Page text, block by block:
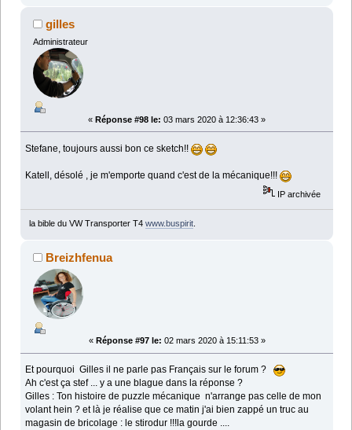
gilles
Administrateur
« Réponse #98 le: 03 mars 2020 à 12:36:43 »
Stefane, toujours aussi bon ce sketch!!
Katell, désolé , je m'emporte quand c'est de la mécanique!!!
IP archivée
la bible du VW Transporter T4 www.buspirit.
Breizhfenua
« Réponse #97 le: 02 mars 2020 à 15:11:53 »
Et pourquoi Gilles il ne parle pas Français sur le forum ?
Ah c'est ça stef ... y a une blague dans la réponse ?
Gilles : Ton histoire de puzzle mécanique n'arrange pas celle de mon
volant hein ? et là je réalise que ce matin j'ai bien zappé un truc au
magasin de bricolage : le stirodur !!!la gourde ....